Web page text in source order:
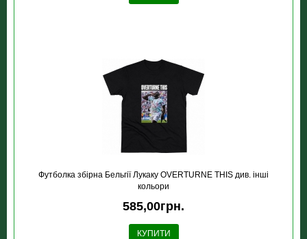
Футболка збірна Бельгії Лукаку OVERTURNE THIS див. інші
кольори
585,00грн.
КУПИТИ